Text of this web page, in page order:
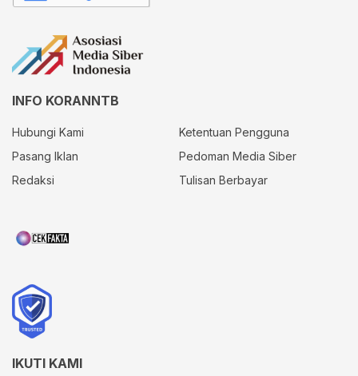
INFO KORANNTB
Hubungi Kami
Ketentuan Pengguna
Pasang Iklan
Pedoman Media Siber
Redaksi
Tulisan Berbayar
IKUTI KAMI